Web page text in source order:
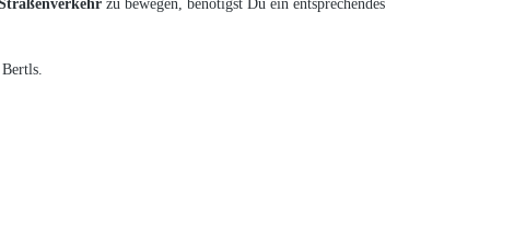
zu bewegen, benötigst Du ein entsprechendes